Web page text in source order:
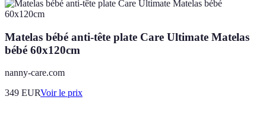
Matelas bébé anti-tête plate Care Ultimate Matelas
bébé 60x120cm
nanny-care.com
349 EURVoir le prix